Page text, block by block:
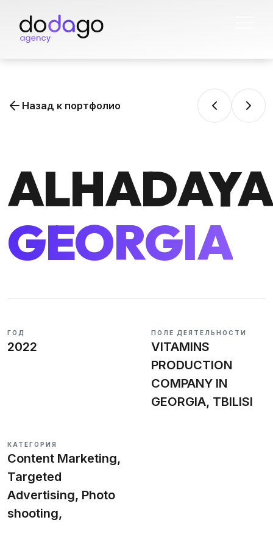
О нас
Услуги
Команда
Контакты
Заполнить бриф
Назад к портфолио
ALHADAYA
GEORGIA
ГОД
2022
ПОЛЕ ДЕЯТЕЛЬНОСТИ
VITAMINS
PRODUCTION
COMPANY IN
GEORGIA, TBILISI
КАТЕГОРИЯ
Content Marketing,
Targeted
Advertising, Photo
shooting,